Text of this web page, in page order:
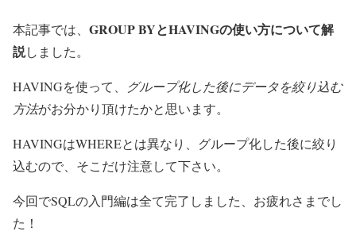
本記事では、 GROUP BYとHAVINGの使い方について解
説しました。
HAVINGを使って、
グループ化した後にデータを絞り込む
方法がお分かり頂けたかと思います。
HAVINGはWHEREとは異なり、グループ化した後に絞り
込むので、そこだけ注意して下さい。
今回でSQLの入門編は全て完了しました、お疲れさまでし
た！